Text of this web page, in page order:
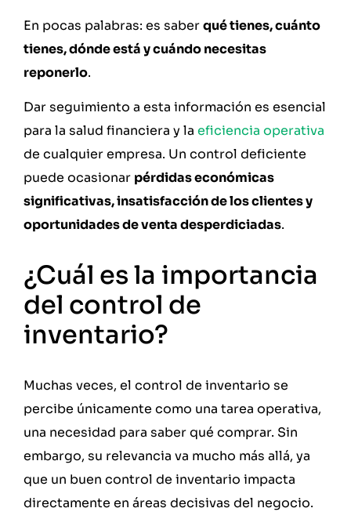
En pocas palabras: es saberqué tienes, cuánto
tienes, dónde está y cuándo necesitas
reponerlo.
Dar seguimiento a esta información es esencial
para la salud financiera y la eficiencia operativa
de cualquier empresa. Un control deficiente
puede ocasionar pérdidas económicas
significativas, insatisfacción de los clientes y
oportunidades de venta desperdiciadas.
¿Cuál es la importancia
del control de
inventario?
Muchas veces, el control de inventario se
percibe únicamente como una tarea operativa,
una necesidad para saber qué comprar. Sin
embargo, su relevancia va mucho más allá, ya
que un buen control de inventario impacta
directamente en áreas decisivas del negocio.